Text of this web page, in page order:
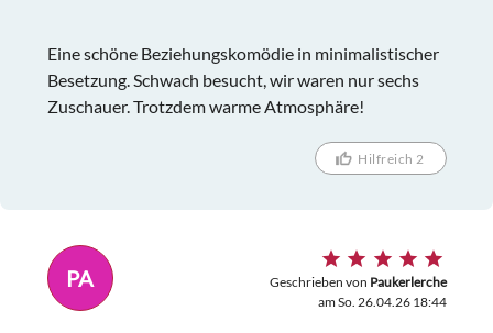
Eine schöne Beziehungskomödie in minimalistischer
Besetzung. Schwach besucht, wir waren nur sechs
Zuschauer. Trotzdem warme Atmosphäre!
Hilfreich 2
PA Geschrieben von Paukerlerche
am So. 26.04.26 18:44